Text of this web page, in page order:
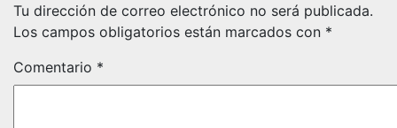
Tu dirección de correo electrónico no será publicada.
Los campos obligatorios están marcados con *
Comentario *